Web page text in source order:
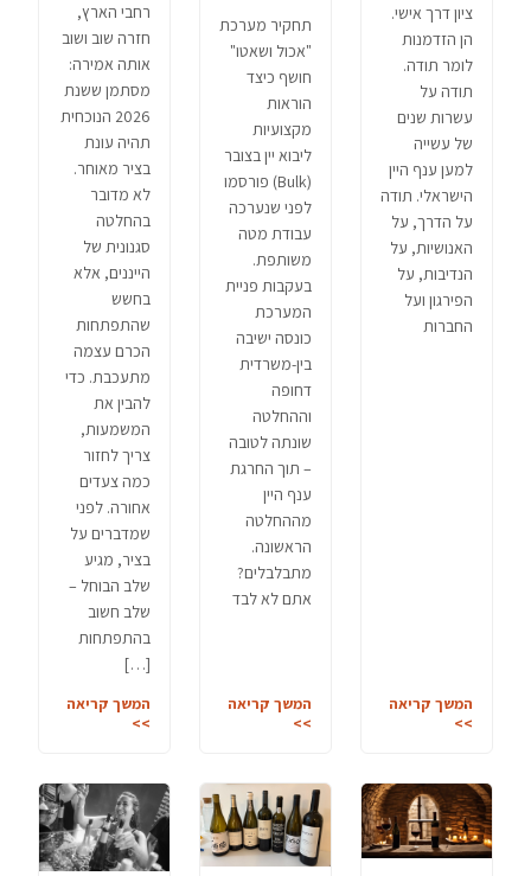
ציון דרך אישי.
הן הזדמנות
לומר תודה.
תודה על
עשרות שנים
של עשייה
למען ענף היין
הישראלי. תודה
על הדרך, על
האנושיות, על
הנדיבות, על
הפירגון ועל
החברות
המשך קריאה
>>
תחקיר מערכת
"אכול ושאטו"
חושף כיצד
הוראות
מקצועיות
ליבוא יין בצובר
(Bulk) פורסמו
לפני שנערכה
עבודת מטה
משותפת.
בעקבות פניית
המערכת
כונסה ישיבה
בין-משרדית
דחופה
וההחלטה
שונתה לטובה
– תוך החרגת
ענף היין
מההחלטה
הראשונה.
מתבלבלים?
אתם לא לבד
המשך קריאה
>>
רחבי הארץ,
חזרה שוב ושוב
אותה אמירה:
מסתמן ששנת
2026 הנוכחית
תהיה עונת
בציר מאוחר.
לא מדובר
בהחלטה
סגנונית של
הייננים, אלא
בחשש
שהתפתחות
הכרם עצמה
מתעכבת. כדי
להבין את
המשמעות,
צריך לחזור
כמה צעדים
אחורה. לפני
שמדברים על
בציר, מגיע
שלב הבוחל –
שלב חשוב
בהתפתחות
[…]
המשך קריאה
>>